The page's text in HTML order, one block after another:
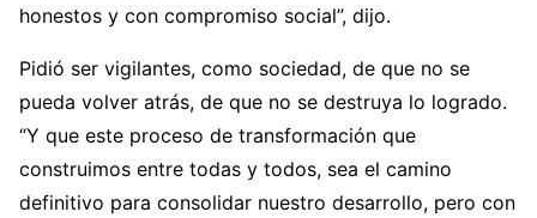
honestos y con compromiso social”, dijo.
Pidió ser vigilantes, como sociedad, de que no se
pueda volver atrás, de que no se destruya lo logrado.
“Y que este proceso de transformación que
construimos entre todas y todos, sea el camino
definitivo para consolidar nuestro desarrollo, pero con